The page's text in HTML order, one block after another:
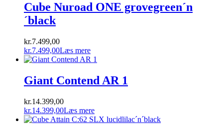
Cube Nuroad ONE grovegreen´n
´black
kr.7.499,00
kr.7.499,00Læs mere
Giant Contend AR 1
kr.14.399,00
kr.14.399,00Læs mere